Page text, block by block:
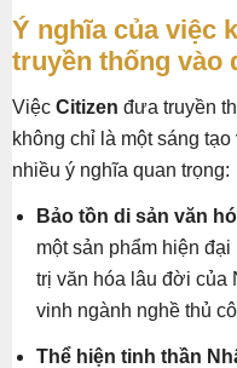
Ý nghĩa của việc
truyền thống vào
Việc Citizen đưa truyền
không chỉ là một sáng
nhiều ý nghĩa quan trọng:
Bảo tồn di sản văn
một sản phẩm hiện
trị văn hóa lâu đời của
vinh ngành nghề thủ
Thể hiện tinh thần